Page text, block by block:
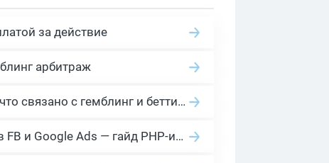
за действие
арбитраж
2026 Гемблинг это: Разбираем Gambling вертикаль, и все что связано с гемблинг и беттинг офферами
Cloaking House: облачный клоакинг для фильтрации ботов FB и Google Ads — гайд PHP-интеграции 2026